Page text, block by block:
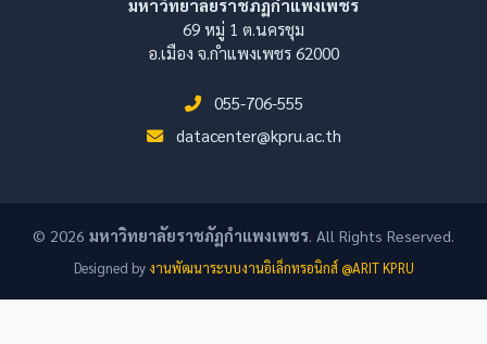
มหาวิทยาลัยราชภัฏกำแพงเพชร
69 หมู่ 1 ต.นครชุม
อ.เมือง จ.กำแพงเพชร 62000
055-706-555
datacenter@kpru.ac.th
© 2026 มหาวิทยาลัยราชภัฏกำแพงเพชร. All Rights Reserved.
Designed byงานพัฒนาระบบงานอิเล็กทรอนิกส์ @ARIT KPRU